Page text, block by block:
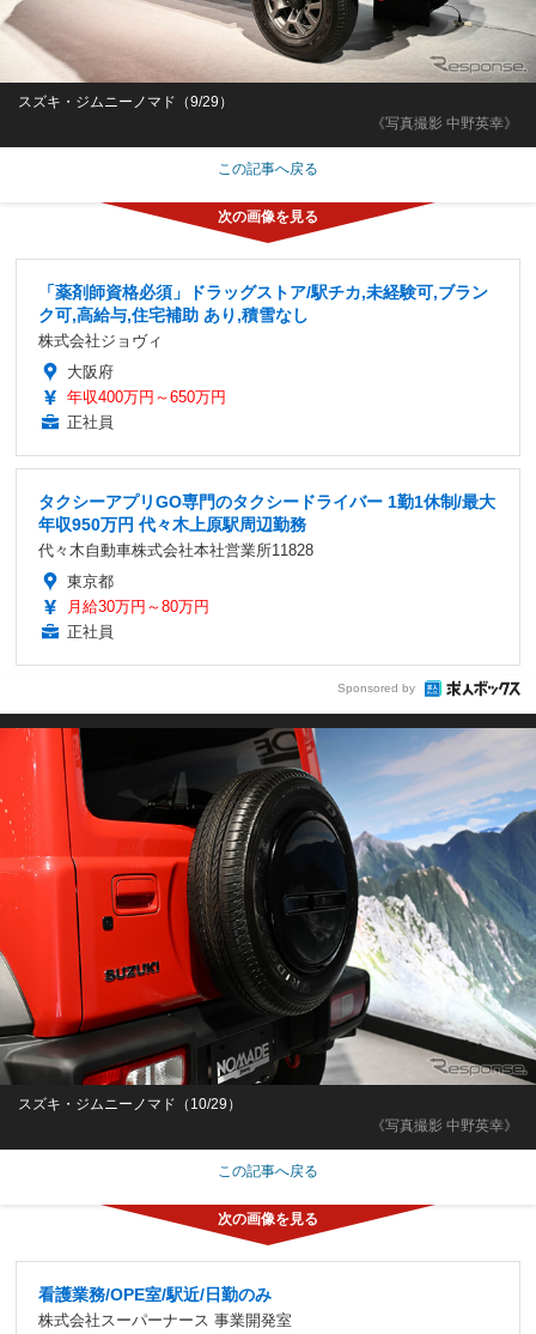
《写真撮影 中野英幸》
スズキ・ジムニーノマド（9/29）
この記事へ戻る
「薬剤師資格必須」ドラッグストア/駅チカ,未経験可,ブラン
ク可,高給与,住宅補助 あり,積雪なし
株式会社ジョヴィ
大阪府
年収400万円～650万円
正社員
タクシーアプリGO専門のタクシードライバー 1勤1休制/最大
年収950万円 代々木上原駅周辺勤務
代々木自動車株式会社本社営業所11828
東京都
月給30万円～80万円
正社員
Sponsored by
《写真撮影 中野英幸》
スズキ・ジムニーノマド（10/29）
この記事へ戻る
看護業務/OPE室/駅近/日勤のみ
株式会社スーパーナース 事業開発室